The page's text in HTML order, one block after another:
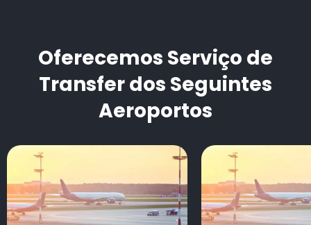
Oferecemos Serviço de
Transfer dos Seguintes
Aeroportos